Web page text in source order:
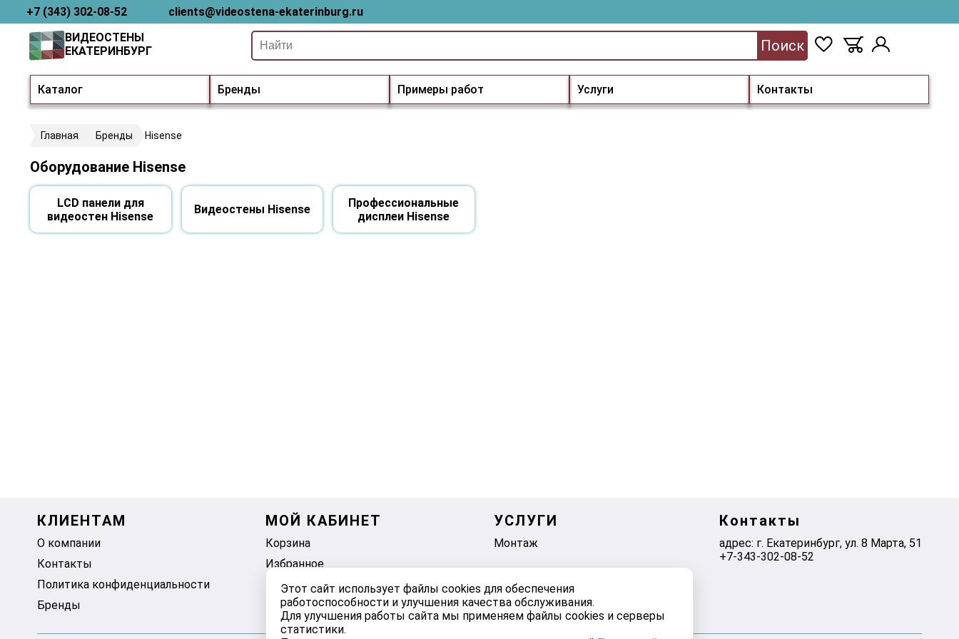
Этот сайт использует файлы cookies для обеспечения
работоспособности и улучшения качества обслуживания.
Для улучшения работы сайта мы применяем файлы cookies и серверы
статистики.
+7 (343) 302-08-52 clients@videostena-ekaterinburg.ru
Каталог Бренды Примеры работ Услуги Контакты
ВИДЕОСТЕНЫ
ЕКАТЕРИНБУРГ
Поиск
Главная Бренды Hisense
Оборудование Hisense
LCD панели для
видеостен Hisense
Видеостены Hisense
Профессиональные
дисплеи Hisense
КЛИЕНТАМ
О компании
Контакты
Политика конфиденциальности
Бренды
МОЙ КАБИНЕТ
Корзина
Избранное
УСЛУГИ
Монтаж
Контакты
адрес: г. Екатеринбург, ул. 8 Марта, 51
+7-343-302-08-52